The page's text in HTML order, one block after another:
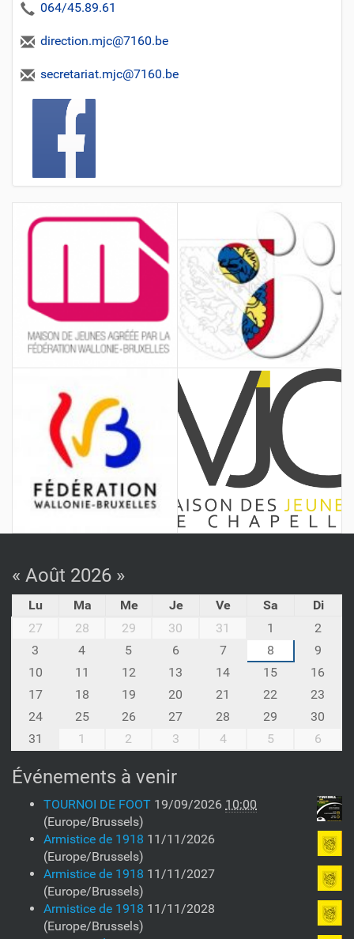
064/45.89.61
direction.mjc@7160.be
secretariat.mjc@7160.be
« Août 2026 »
Lu Ma Me Je Ve Sa
Di
27
28 29 30 31 1
2
3
4 5 6 7 8
9
10
11 12 13 14 15
16
17
18 19 20 21 22
23
24
25 26 27 28 29
30
31
1 2 3 4 5 6
Événements à venir
TOURNOI DE FOOT 19/09/2026 10:00
(Europe/Brussels)
Armistice de 1918 11/11/2026
(Europe/Brussels)
Armistice de 1918 11/11/2027
(Europe/Brussels)
Armistice de 1918 11/11/2028
(Europe/Brussels)